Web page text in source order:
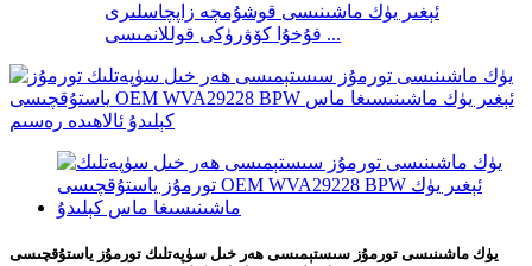
ئېغىر يۈك ماشىنىسى قوشۇمچە زاپچاسلىرى
فۇخۇا كۆۋرۈكى قوللانمىسى ...
يۈك ماشىنىسى تورمۇز سىستېمىسى ھەر خىل سۈپەتلىك تورمۇز ياستۇقچىسى